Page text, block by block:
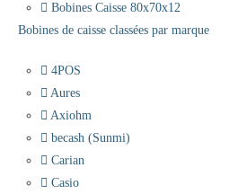
Bobines Caisse 80x70x12
Bobines de caisse classées par marque
4POS
Aures
Axiohm
becash (Sunmi)
Carian
Casio